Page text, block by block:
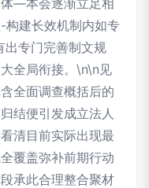
—本会逐渐立足相
构建长效机制内如专
出专门完善制文规
全局衔接。\n\n见
全面调查概括后的
结便引发成立法人
清目前实际出现最
覆盖弥补前期行动
承此合理整合聚材